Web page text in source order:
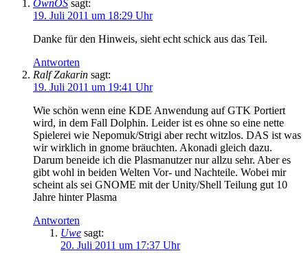
OwnOS sagt:
19. Juli 2011 um 18:29 Uhr
Danke für den Hinweis, sieht echt schick aus das Teil.
Antworten
Ralf Zakarin sagt:
19. Juli 2011 um 19:41 Uhr
Wie schön wenn eine KDE Anwendung auf GTK Portiert
wird, in dem Fall Dolphin. Leider ist es ohne so eine nette
Spielerei wie Nepomuk/Strigi aber recht witzlos. DAS ist was
wir wirklich in gnome bräuchten. Akonadi gleich dazu.
Darum beneide ich die Plasmanutzer nur allzu sehr. Aber es
gibt wohl in beiden Welten Vor- und Nachteile. Wobei mir
scheint als sei GNOME mit der Unity/Shell Teilung gut 10
Jahre hinter Plasma
Antworten
Uwe sagt:
20. Juli 2011 um 17:37 Uhr